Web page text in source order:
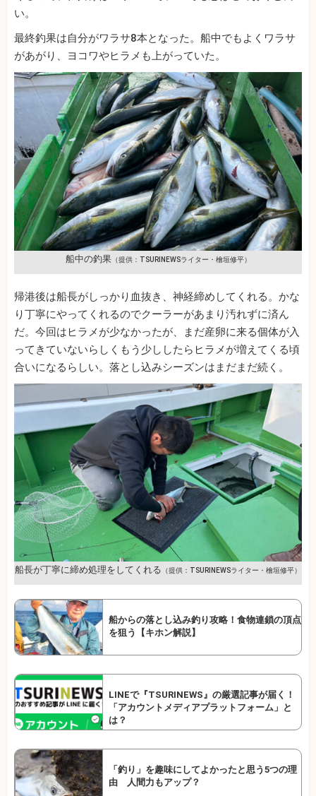
い。
最終釣果は自分がワラサ8本となった。船中でもよくワラサ
があがり、ヨコワやヒラメも上がっていた。
船中の釣果（提供：TSURINEWSライター・檜垣修平）
帰港後は船長がしっかり血抜き、神経締めしてくれる。かな
り丁寧にやってくれるのでクーラーがあまり汚れずに済ん
だ。今回はヒラメが少なかったが、まだ産卵に来る個体が入
ってきていないらしくもう少ししたらヒラメが増えてくる頃
合いになるらしい。落とし込みシーズンはまだまだ続く。
船長が丁寧に締め処理をしてくれる （提供：TSURINEWSライター・檜垣修平）
船からの落とし込み釣り攻略！食物連鎖の頂点
を狙う【キホン解説】
LINEで『TSURINEWS』の厳選記事が届く！
「アカウントメディアプラットフォーム」と
は？
「釣り」を趣味にしてよかったと思う5つの理
由 人間力もアップ？